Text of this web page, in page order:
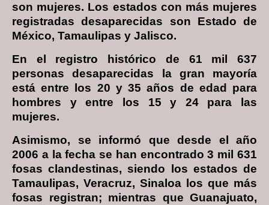
son mujeres. Los estados con más mujeres
registradas desaparecidas son Estado de
México, Tamaulipas y Jalisco.
En el registro histórico de 61 mil 637
personas desaparecidas la gran mayoría
está entre los 20 y 35 años de edad para
hombres y entre los 15 y 24 para las
mujeres.
Asimismo, se informó que desde el año
2006 a la fecha se han encontrado 3 mil 631
fosas clandestinas, siendo los estados de
Tamaulipas, Veracruz, Sinaloa los que más
fosas registran; mientras que Guanajuato,